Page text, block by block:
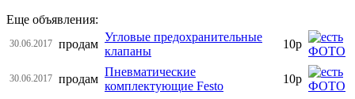
Еще объявления:
30.06.2017 продам
Угловые предохранительные
клапаны
10р
30.06.2017 продам
Пневматические
комплектующие Festo
10р